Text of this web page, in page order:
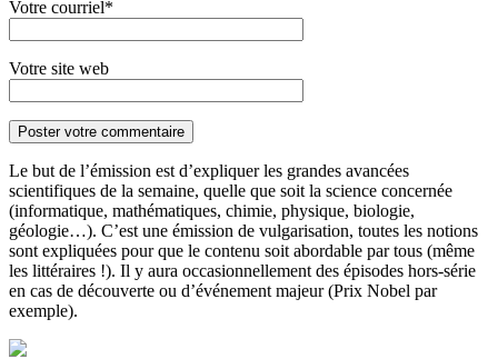
Votre courriel*
Votre site web
Le but de l’émission est d’expliquer les grandes avancées
scientifiques de la semaine, quelle que soit la science concernée
(informatique, mathématiques, chimie, physique, biologie,
géologie…). C’est une émission de vulgarisation, toutes les notions
sont expliquées pour que le contenu soit abordable par tous (même
les littéraires !). Il y aura occasionnellement des épisodes hors-série
en cas de découverte ou d’événement majeur (Prix Nobel par
exemple).